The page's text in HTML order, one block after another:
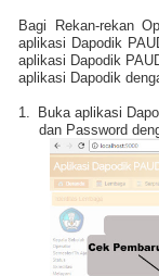
Bagi Rekan-rekan
aplikasi Dapodik
aplikasi Dapodik
aplikasi Dapodik
1.
Buka aplikasi
dan Password